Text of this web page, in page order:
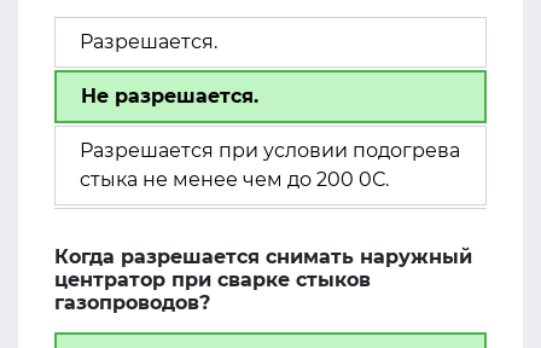
Разрешается.
Не разрешается.
Разрешается при условии подогрева
стыка не менее чем до 200 0С.
Когда разрешается снимать наружный
центратор при сварке стыков
газопроводов?